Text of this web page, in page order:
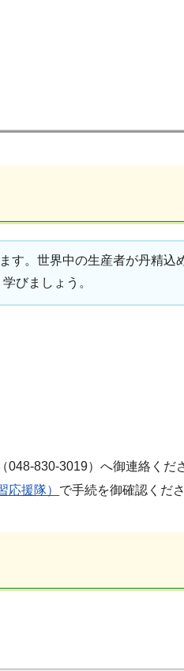
す。世界中の生産者が丹精込
びましょう。
830-3019）へ御連絡くだ
応援隊） で手続を御確認くださ